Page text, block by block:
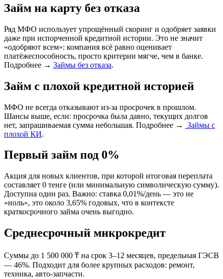
Займ на карту без отказа
Ряд МФО использует упрощённый скоринг и одобряет заявки
даже при испорченной кредитной истории. Это не значит
«одобряют всем»: компания всё равно оценивает
платёжеспособность, просто критерии мягче, чем в банке.
Подробнее → Займы без отказа.​
Займ с плохой кредитной историей
МФО не всегда отказывают из-за просрочек в прошлом.
Шансы выше, если: просрочка была давно, текущих долгов
нет, запрашиваемая сумма небольшая. Подробнее →
Займы с
плохой КИ.
Первый займ под 0%
Акция для новых клиентов, при которой итоговая переплата
составляет 0 тенге (или минимальную символическую сумму).
Доступна один раз. Важно: ставка 0,01%/день — это не
«ноль», это около 3,65% годовых, что в контексте
краткосрочного займа очень выгодно.
Среднесрочный микрокредит
Суммы до 1 500 000 ₸ на срок 3–12 месяцев, предельная ГЭСВ
— 46%. Подходит для более крупных расходов: ремонт,
техника, авто-запчасти.​